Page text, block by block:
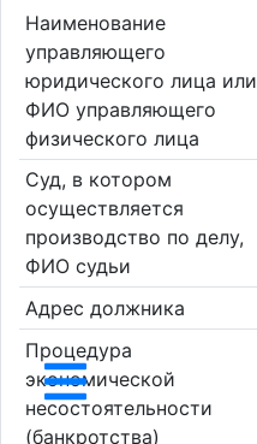
Наименование
управляющего
юридического лица или
ФИО управляющего
физического лица
Суд, в котором
осуществляется
производство по делу,
ФИО судьи
Адрес должника
Процедура
экономической
несостоятельности
(банкротства)